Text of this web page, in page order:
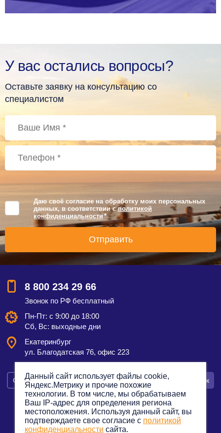
У вас остались вопросы?
Оставьте заявку на консультацию со
специалистом
Даю своё согласие на обработку моих персональных
данных, в соответствии сполитикой
конфиденциальности *
8 800 234 29 66
Звонок по РФ бесплатный
Пн-Пт: с 9:00 до 18:00
Сб, Вс: выходные дни
Екатеринбург
ул. Благодатская 76, офис 223
Смотреть на карте Оставить заявку Заказать звонок
Политика конфиденциальности
Данный сайт использует файлы cookie,
Яндекс.Метрику и прочие похожие
технологии. В том числе, мы обрабатываем
Ваш IP-адрес для определения региона
местоположения. Используя данный сайт, вы
подтверждаете свое согласие с политикой
конфиденциальности сайта.